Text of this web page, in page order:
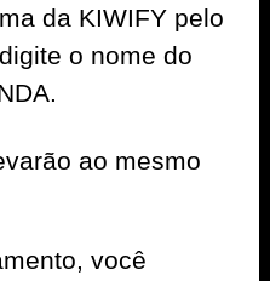
da KIWIFY pelo
o nome do
ao mesmo
você